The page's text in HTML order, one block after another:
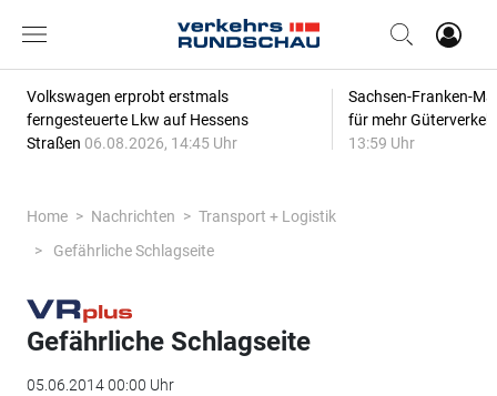
Volkswagen erprobt erstmals
ferngesteuerte Lkw auf Hessens
Straßen 06.08.2026, 14:45 Uhr
Sachsen-Franken-
für mehr
13:59 Uhr
Home Nachrichten
Transport + Logistik
Gefährliche Schlagseite
Gefährliche Schlagseite
05.06.2014 00:00 Uhr